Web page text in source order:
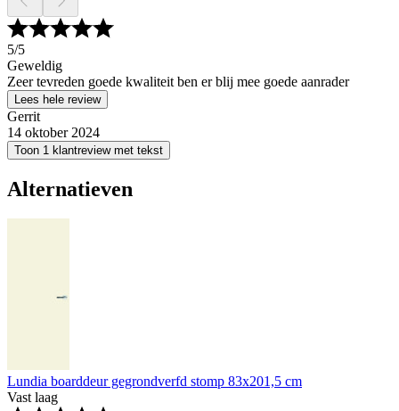
5/5
Geweldig
Zeer tevreden goede kwaliteit ben er blij mee goede aanrader
Lees hele review
Gerrit
14 oktober 2024
Toon 1 klantreview met tekst
Alternatieven
Lundia boarddeur gegrondverfd stomp 83x201,5 cm
Vast laag